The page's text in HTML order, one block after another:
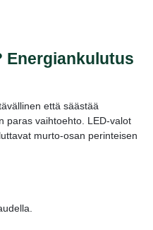
Energiankulutus
että säästää
paras vaihtoehto. LED-valot
murto-osan perinteisen